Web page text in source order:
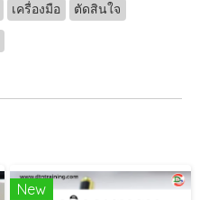
เครื่องมือ
ตัดสินใจ
New